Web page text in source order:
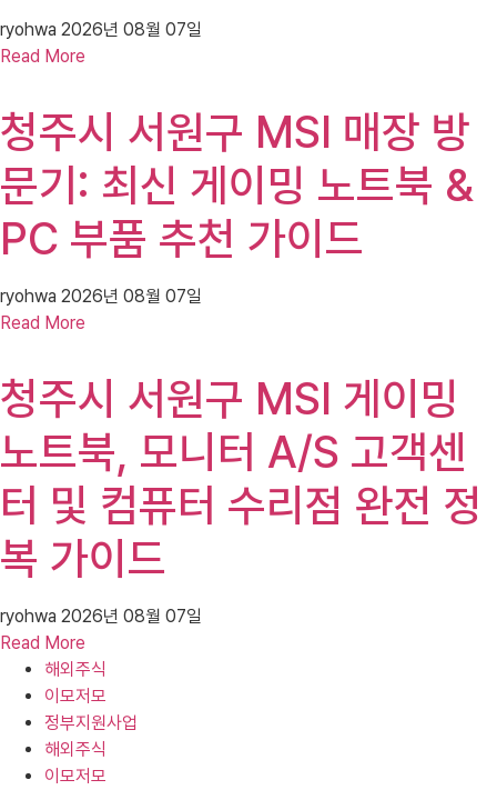
ryohwa 2026년 08월 07일
Read More
청주시 서원구 MSI 매장 방
문기: 최신 게이밍 노트북 &
PC 부품 추천 가이드
ryohwa 2026년 08월 07일
Read More
청주시 서원구 MSI 게이밍
노트북, 모니터 A/S 고객센
터 및 컴퓨터 수리점 완전 정
복 가이드
ryohwa 2026년 08월 07일
Read More
해외주식
이모저모
정부지원사업
해외주식
이모저모